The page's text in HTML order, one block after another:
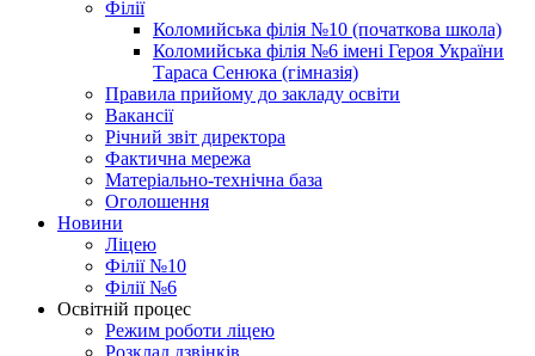
Філії
Коломийська філія №10 (початкова школа)
Коломийська філія №6 імені Героя України
Тараса Сенюка (гімназія)
Правила прийому до закладу освіти
Вакансії
Річний звіт директора
Фактична мережа
Матеріально-технічна база
Оголошення
Новини
Ліцею
Філії №10
Філії №6
Освітній процес
Режим роботи ліцею
Розклад дзвінків